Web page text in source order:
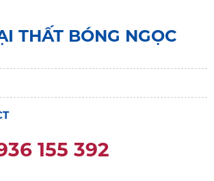
THẤT BÓNG NGỌC
155 392